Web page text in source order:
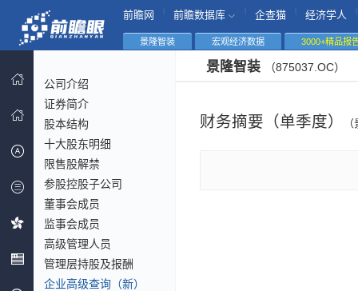
前瞻网 前瞻数据库 企查猫 经济学人
景隆智装 宏观经济数据 3000+精品报
公司介绍
证券简介
股本结构
十大股东明细
限售股解禁
参股控股子公司
董事会成员
监事会成员
高级管理人员
管理层持股及报酬
企业高级查询（新）
景隆智装 （875037.OC）
财务摘要（单季度）